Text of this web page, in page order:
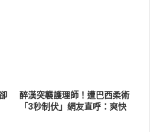
醉漢突襲護理師！遭巴西柔術
「3秒制伏」網友直呼：爽快